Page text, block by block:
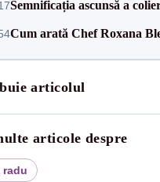
Semnificația ascunsă a
Cum arată Chef Roxana
articolul
articole despre
radu